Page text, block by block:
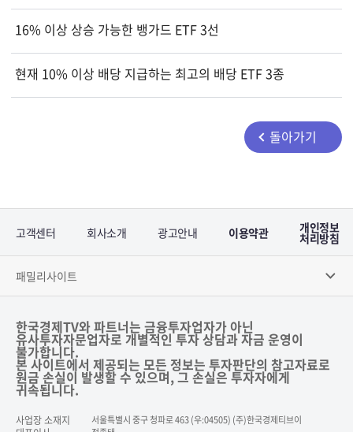
16% 이상 상승 가능한 뱅가드 ETF 3선
현재 10% 이상 배당 지급하는 최고의 배당 ETF 3종
돌아가기
고객센터 회사소개 광고안내 이용약관 개인정보
처리방침
패밀리사이트
한국경제TV와 파트너는 금융투자업자가 아닌
유사투자자문업자로 개별적인 투자 상담과 자금 운영이
불가합니다.
본 사이트에서 제공되는 모든 정보는 투자판단의 참고자료로
원금 손실이 발생할 수 있으며, 그 손실은 투자자에게
귀속됩니다.
사업장 소재지 서울특별시 중구 청파로 463 (우:04505) (주)한국경제티브이